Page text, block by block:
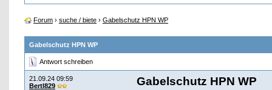
Forum › suche / biete › Gabelschutz HPN WP
Gabelschutz HPN WP
Antwort schreiben
21.09.24 09:59
Bertl829
Gabelschutz HPN WP